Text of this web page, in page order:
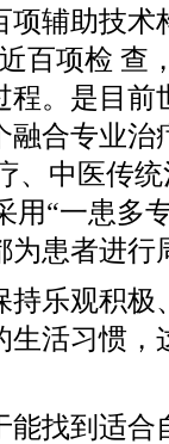
项辅助技
百项检 查
。是目前
融合专业治
、中医传
用“一患多
为患者进行
乐观积极
活习惯，
找到适合